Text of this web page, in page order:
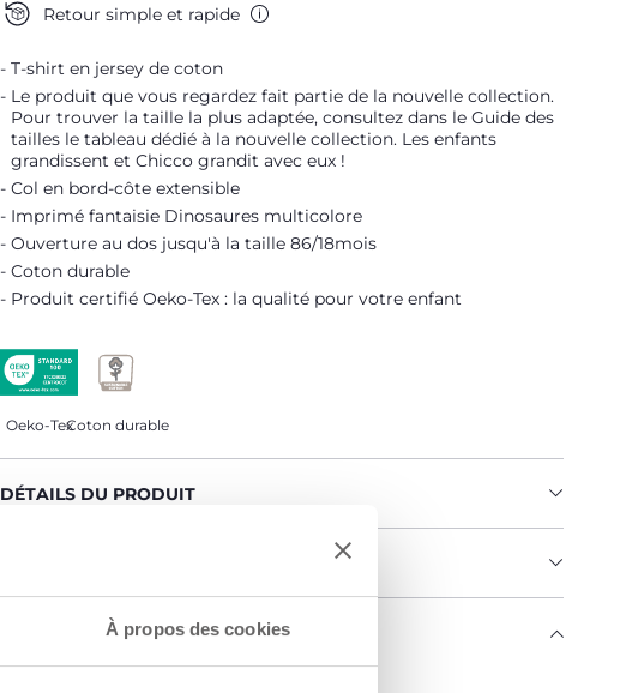
À propos des cookies
Me prévenir
Me prévenir
Retour simple et rapide
T-shirt en jersey de coton
Le produit que vous regardez fait partie de la nouvelle collection.
Pour trouver la taille la plus adaptée, consultez dans le Guide des
tailles le tableau dédié à la nouvelle collection. Les enfants
grandissent et Chicco grandit avec eux !
Col en bord-côte extensible
Imprimé fantaisie Dinosaures multicolore
Ouverture au dos jusqu'à la taille 86/18mois
Coton durable
Produit certifié Oeko-Tex : la qualité pour votre enfant
Oeko-TexCoton durable
DÉTAILS DU PRODUIT
CHICCO S'ENGAGE